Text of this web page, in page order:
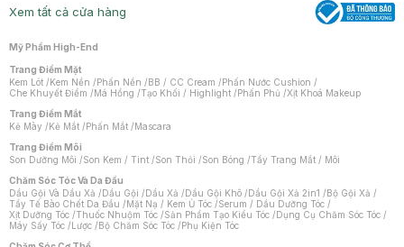
Xem tất cả cửa hàng
Mỹ Phẩm High-End
Trang Điểm Mặt
Kem Lót /Kem Nền /Phấn Nền /BB / CC Cream /Phấn Nước Cushion /
Che Khuyết Điểm /Má Hồng /Tạo Khối / Highlight /Phấn Phủ /Xịt Khoá Makeup
Trang Điểm Mắt
Kẻ Mày /Kẻ Mắt /Phấn Mắt /Mascara
Trang Điểm Môi
Son Dưỡng Môi /Son Kem / Tint /Son Thỏi /Son Bóng /Tẩy Trang Mắt / Môi
Chăm Sóc Tóc Và Da Đầu
Dầu Gội Và Dầu Xả /Dầu Gội /Dầu Xả /Dầu Gội Khô /Dầu Gội Xả 2in1 /Bộ Gội Xả /
Tẩy Tế Bào Chết Da Đầu /Mặt Nạ / Kem Ủ Tóc /Serum / Dầu Dưỡng Tóc /
Xịt Dưỡng Tóc /Thuốc Nhuộm Tóc /Sản Phẩm Tạo Kiểu Tóc /Dụng Cụ Chăm Sóc Tóc /
Máy Sấy Tóc /Lược /Bộ Chăm Sóc Tóc /Phụ Kiện Tóc